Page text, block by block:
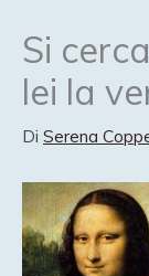
Si
lei la
Di Serena